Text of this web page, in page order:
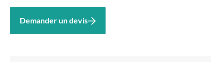
Demander un devis